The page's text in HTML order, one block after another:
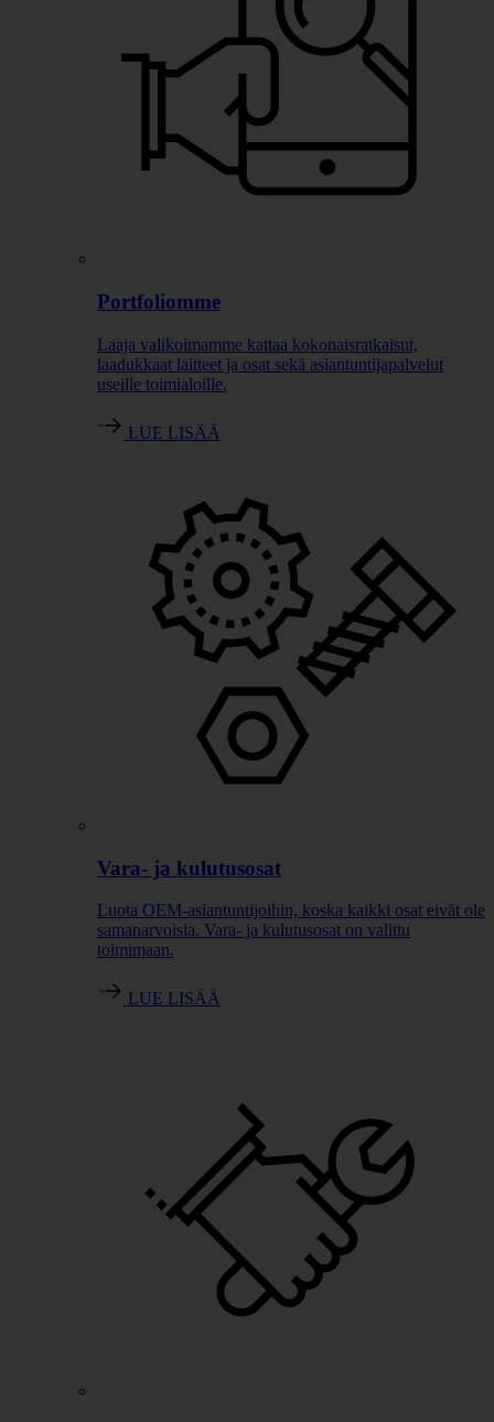
Portfoliomme
Laaja valikoimamme kattaa kokonaisratkaisut,
laadukkaat laitteet ja osat sekä asiantuntijapalvelut
useille toimialoille.
LUE LISÄÄ
Vara- ja kulutusosat
Luota OEM-asiantuntijoihin, koska kaikki osat eivät ole
samanarvoisia. Vara- ja kulutusosat on valittu
toimimaan.
LUE LISÄÄ